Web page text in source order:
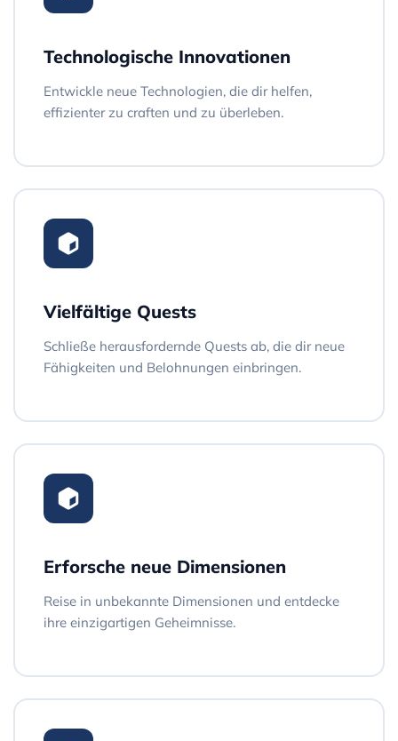
Technologische Innovationen
Entwickle neue Technologien, die dir helfen,
effizienter zu craften und zu überleben.
Vielfältige Quests
Schließe herausfordernde Quests ab, die dir neue
Fähigkeiten und Belohnungen einbringen.
Erforsche neue Dimensionen
Reise in unbekannte Dimensionen und entdecke
ihre einzigartigen Geheimnisse.